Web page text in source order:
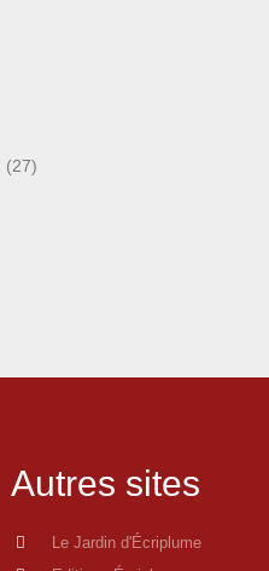
(27)
Autres sites
Le Jardin d'Écriplume